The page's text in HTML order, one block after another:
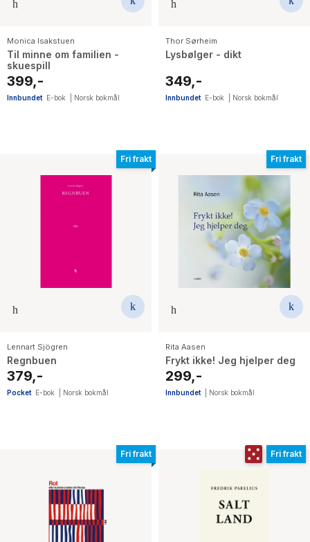
Monica Isakstuen
Til minne om familien -
skuespill
399,-
Innbundet E-bok Norsk bokmål
Thor Sørheim
Lysbølger - dikt
349,-
Innbundet E-bok Norsk bokmål
Fri frakt
Lennart Sjögren
Regnbuen
379,-
Pocket E-bok Norsk bokmål
Fri frakt
Rita Aasen
Frykt ikke! Jeg hjelper deg
299,-
Innbundet Norsk bokmål
Fri frakt Fri frakt